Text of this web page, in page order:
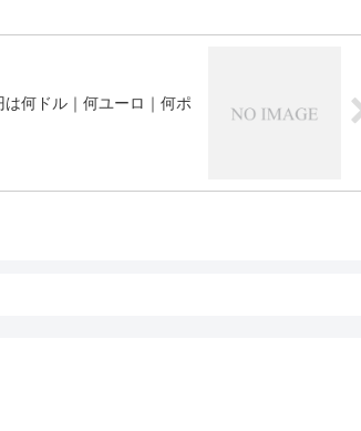
は何ドル｜何ユーロ｜何ポ